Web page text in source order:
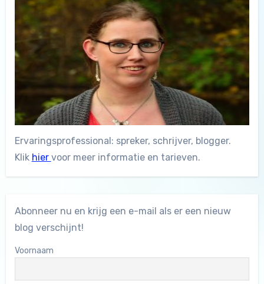
Ervaringsprofessional: spreker, schrijver, blogger.
Klik hier voor meer informatie en tarieven.
Abonneer nu en krijg een e-mail als er een nieuw
blog verschijnt!
Voornaam